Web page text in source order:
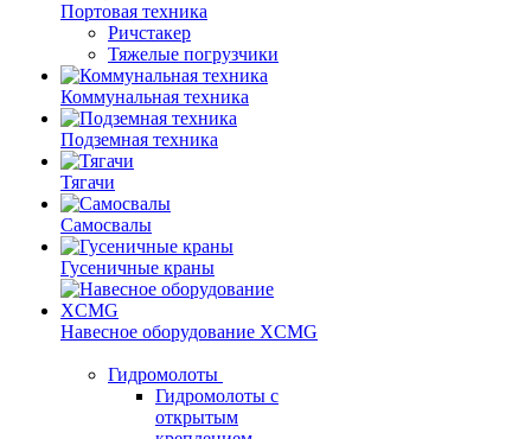
Портовая техника
Ричстакер
Тяжелые погрузчики
Коммунальная техника
Подземная техника
Тягачи
Самосвалы
Гусеничные краны
Навесное оборудование XCMG
Гидромолоты
Гидромолоты с
открытым